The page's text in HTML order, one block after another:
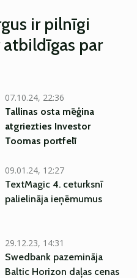
ir pilnīgi
atbildīgas par
07.10.24, 22:36
Tallinas osta mēģina
atgriezties Investor
Toomas portfelī
09.01.24, 12:27
TextMagic 4. ceturksnī
palielināja ieņēmumus
29.12.23, 14:31
Swedbank pazemināja
Baltic Horizon daļas cenas